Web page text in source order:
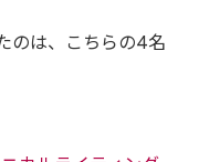
のは、こちらの4名